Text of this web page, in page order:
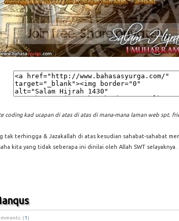
coding kad ucapan di atas di atas di mana-mana laman web spt.
tak terhingga & Jazakallah di atas kesudian sahabat-sahabat
kita yang tidak seberapa ini dinilai oleh Allah SWT selayaknya.
(1 )